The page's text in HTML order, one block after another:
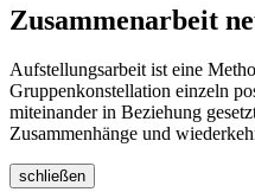
Zusammenarbeit
Aufstellungsarbeit ist eine
Gruppenkonstellation einzeln
miteinander in Beziehung
Zusammenhänge und
schließen